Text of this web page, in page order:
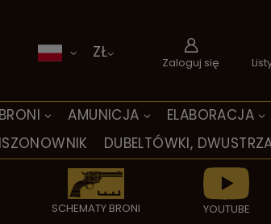
AMUNICJA ELABORACJA
DUBELTÓWKI,
SCHEMATY BRONI YOUTUBE
ZŁ
Zaloguj się